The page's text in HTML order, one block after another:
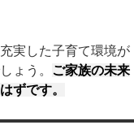
実した子育て環境が
ょう。 ご家族の未来
ずです。